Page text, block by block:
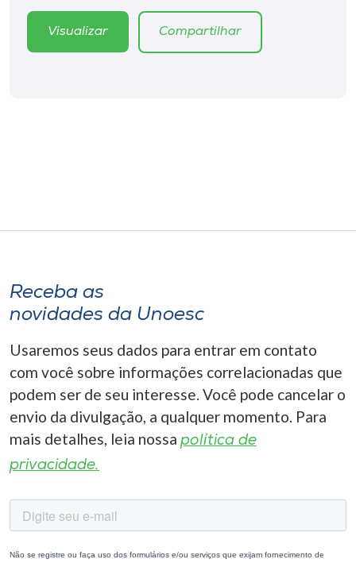
Visualizar Compartilhar
Receba as
novidades da Unoesc
Usaremos seus dados para entrar em contato
com você sobre informações correlacionadas que
podem ser de seu interesse. Você pode cancelar o
envio da divulgação, a qualquer momento. Para
mais detalhes, leia nossa política de
privacidade.